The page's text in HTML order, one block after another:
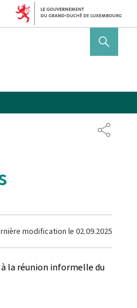
AFFICHER / MASQUER
modification le 02.09.2025
la réunion informelle du